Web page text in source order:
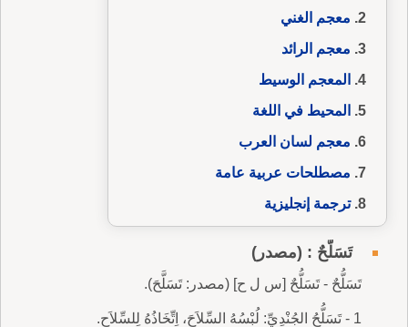
معجم الغني
معجم الرائد
المعجم الوسيط
المحيط في اللغة
معجم لسان العرب
مصطلحات عربية عامة
ترجمة إنجليزية
تَسَلُّحٌ : (مصدر)
تَسَلُّحٌ - تَسَلُّحٌ [س ل ح] (مصدر: تَسَلَّحَ).
1 - تَسَلُّحُ الجُنْدِيِّ: لُبْسُهُ السِّلاَحَ، اِتِّخَاذُهُ لِلسِّلاَحِ.